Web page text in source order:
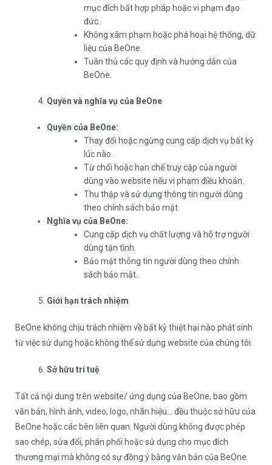
mục đích bất hợp pháp hoặc vi phạm đạo
đức.
Không xâm phạm hoặc phá hoại hệ thống, dữ
liệu của BeOne.
Tuân thủ các quy định và hướng dẫn của
BeOne.
Quyền và nghĩa vụ của BeOne
Quyền của BeOne:
Thay đổi hoặc ngừng cung cấp dịch vụ bất kỳ
lúc nào.
Từ chối hoặc hạn chế truy cập của người
dùng vào website nếu vi phạm điều khoản.
Thu thập và sử dụng thông tin người dùng
theo chính sách bảo mật.
Nghĩa vụ của BeOne:
Cung cấp dịch vụ chất lượng và hỗ trợ người
dùng tận tình.
Bảo mật thông tin người dùng theo chính
sách bảo mật.
Giới hạn trách nhiệm
BeOne không chịu trách nhiệm về bất kỳ thiệt hại nào phát sinh
từ việc sử dụng hoặc không thể sử dụng website của chúng tôi.
Sở hữu trí tuệ
Tất cả nội dung trên website/ ứng dụng của BeOne, bao gồm
văn bản, hình ảnh, video, logo, nhãn hiệu… đều thuộc sở hữu của
BeOne hoặc các bên liên quan. Người dùng không được phép
sao chép, sửa đổi, phân phối hoặc sử dụng cho mục đích
thương mại mà không có sự đồng ý bằng văn bản của BeOne.